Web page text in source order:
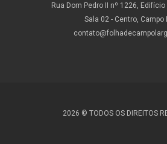
Rua Dom Pedro II nº 1226,
Sala 02 - Centro, Campo
2026 © TODOS OS DIREITOS